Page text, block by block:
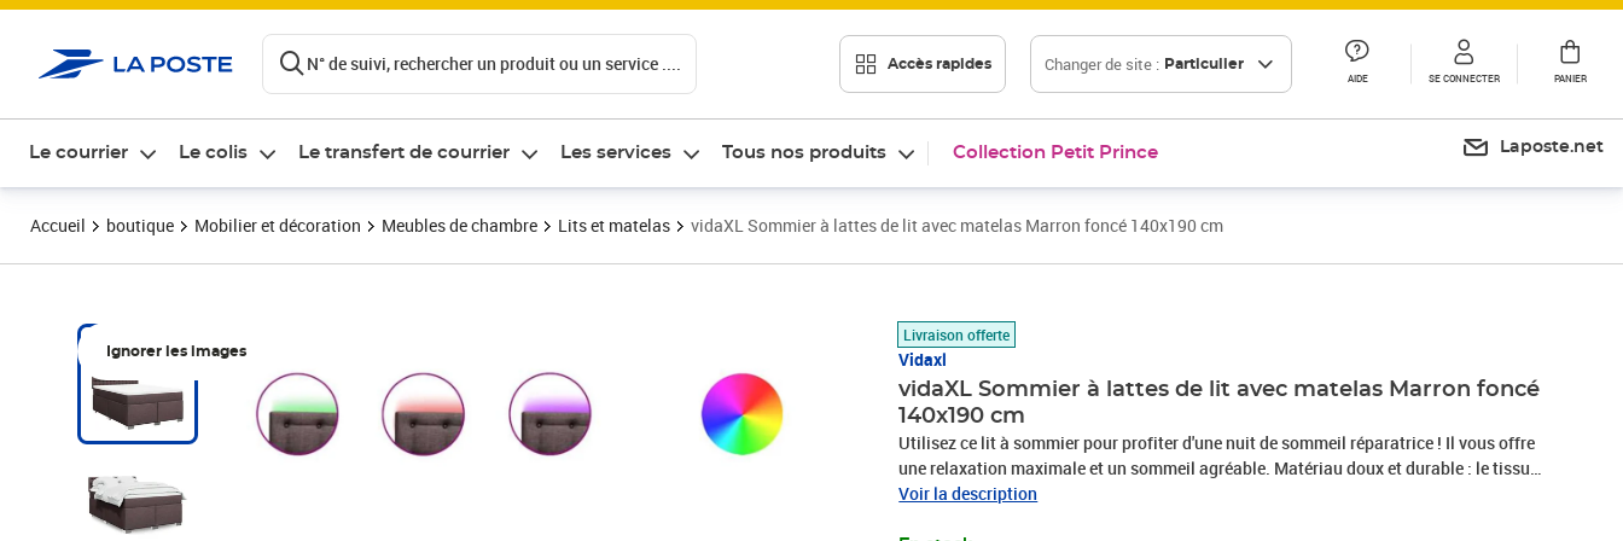
N° de suivi, rechercher un produit ou un service .... Accès rapides Changer de site : Particulier
AIDE SE CONNECTER PANIER
Le courrier Le colis Le transfert de courrier Les services Tous nos produits Collection Petit Prince Laposte.net
Accueil boutique Mobilier et décoration Meubles de chambre Lits et matelas vidaXL Sommier à lattes de lit avec matelas Marron foncé 140x190 cm
Ignorer les images
Livraison offerte
Vidaxl
vidaXL Sommier à lattes de lit avec matelas Marron foncé
140x190 cm
Utilisez ce lit à sommier pour profiter d'une nuit de sommeil réparatrice ! Il vous offre
une relaxation maximale et un sommeil agréable. Matériau doux et durable : le tissu
en polyester allie douceur, respirabilité et durabilité, vous garantissant un confort et
Voir la description
Prix 574,89€